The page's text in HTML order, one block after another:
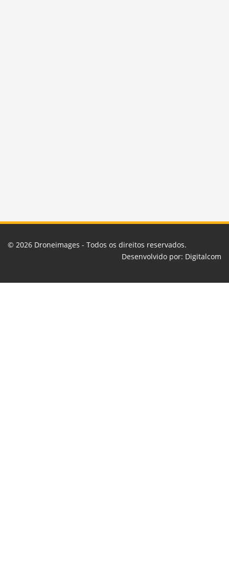
© 2026 Droneimages - Todos os direitos reservados.
Desenvolvido por: Digitalcom